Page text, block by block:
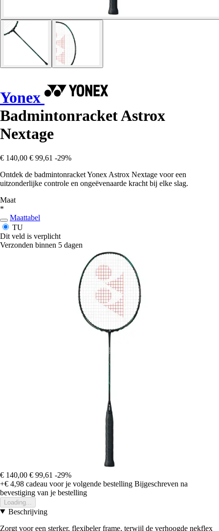
Yonex
Badmintonracket Astrox
Nextage
€ 140,00 € 99,61 -29%
Ontdek de badmintonracket Yonex Astrox Nextage voor een
uitzonderlijke controle en ongeëvenaarde kracht bij elke slag.
Maat
*
Maattabel
TU
Dit veld is verplicht
Verzonden binnen 5 dagen
€ 140,00 € 99,61 -29%
+€ 4,98 cadeau voor je volgende bestelling Bijgeschreven na
bevestiging van je bestelling
Loading...
Beschrijving
Zorgt voor een sterker, flexibeler frame, terwijl de verhoogde nekflex